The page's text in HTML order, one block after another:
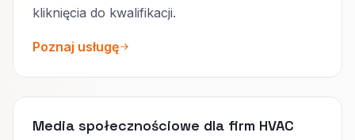
kliknięcia do kwalifikacji.
Poznaj usługę
Media społecznościowe dla firm HVAC